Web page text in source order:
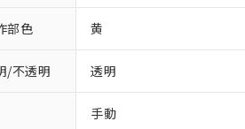
部色 黄
/不透明 透明
手動